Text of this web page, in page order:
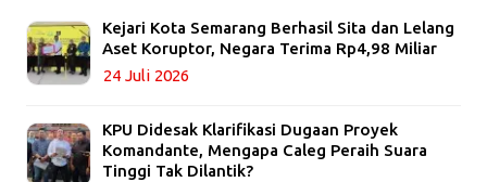
Kejari Kota Semarang Berhasil Sita dan Lelang
Aset Koruptor, Negara Terima Rp4,98 Miliar
24 Juli 2026
KPU Didesak Klarifikasi Dugaan Proyek
Komandante, Mengapa Caleg Peraih Suara
Tinggi Tak Dilantik?